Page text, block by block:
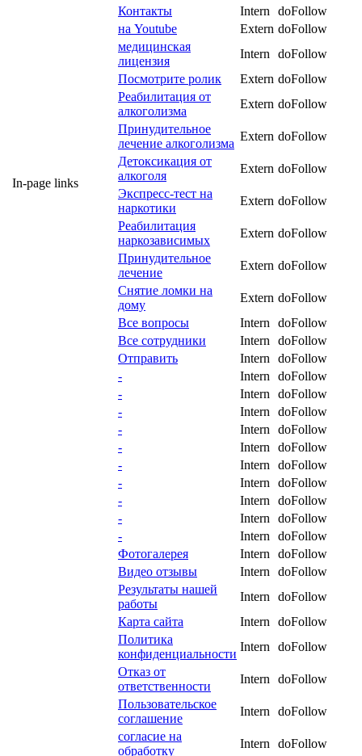
In-page links
Контакты
Intern
doFollow
на Youtube
Extern doFollow
медицинская
лицензия
Intern
doFollow
Посмотрите ролик
Extern doFollow
Реабилитация от
алкоголизма
Extern doFollow
Принудительное
лечение алкоголизма
Extern doFollow
Детоксикация от
алкоголя
Extern doFollow
Экспресс-тест на
наркотики
Extern doFollow
Реабилитация
наркозависимых
Extern doFollow
Принудительное
лечение
Extern doFollow
Снятие ломки на
дому
Extern doFollow
Все вопросы
Intern
doFollow
Все сотрудники
Intern
doFollow
Отправить
Intern
doFollow
-
Intern
doFollow
-
Intern
doFollow
-
Intern
doFollow
-
Intern
doFollow
-
Intern
doFollow
-
Intern
doFollow
-
Intern
doFollow
-
Intern
doFollow
-
Intern
doFollow
-
Intern
doFollow
Фотогалерея
Intern
doFollow
Видео отзывы
Intern
doFollow
Результаты нашей
работы
Intern
doFollow
Карта сайта
Intern
doFollow
Политика
конфиденциальности
Intern
doFollow
Отказ от
ответственности
Intern
doFollow
Пользовательское
соглашение
Intern
doFollow
согласие на
обработку
Intern doFollow